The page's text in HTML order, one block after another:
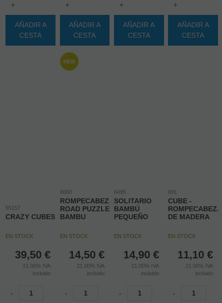
+
AÑADIR A
CESTA
+
AÑADIR A
CESTA
+
AÑADIR A
CESTA
+
AÑADIR A
CESTA
55157
CRAZY CUBES
EN STOCK
39,50 €
21.00% IVA
incluido
-
6060
ROMPECABEZAS
ROAD PUZZLE
BAMBU
EN STOCK
14,50 €
21.00% IVA
incluido
-
6495
SOLITARIO
BAMBÚ
PEQUEÑO
EN STOCK
14,90 €
21.00% IVA
incluido
-
691
CUBE -
DE MADERA
EN STOCK
11,10 €
21.00% IVA
incluido
-